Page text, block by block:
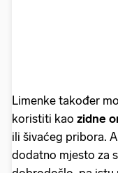
Limenke također
koristiti kao zidne
ili šivaćeg pribora.
dodatno mjesto za